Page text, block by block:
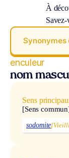
À
Synonymes
enculeur
nom
Sens
[Sens
sodomite